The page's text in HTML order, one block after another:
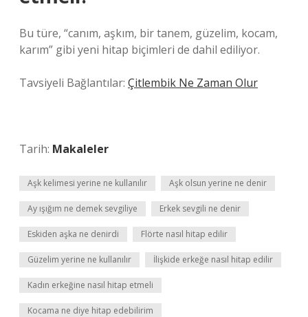
Bu türe, “canım, aşkım, bir tanem, güzelim, kocam,
karım” gibi yeni hitap biçimleri de dahil ediliyor.
Tavsiyeli Bağlantılar: Çitlembik Ne Zaman Olur
Tarih: Makaleler
Aşk kelimesi yerine ne kullanılır Aşk olsun yerine ne denir
Ay ışığım ne demek sevgiliye Erkek sevgili ne denir
Eskiden aşka ne denirdi Flörte nasıl hitap edilir
Güzelim yerine ne kullanılır İlişkide erkeğe nasıl hitap edilir
Kadın erkeğine nasıl hitap etmeli
Kocama ne diye hitap edebilirim